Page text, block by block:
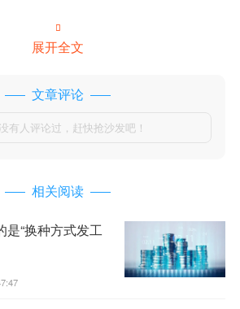

展开全文
文章评论
有人评论过，赶快抢沙发吧！
相关阅读
是“换种方式发工